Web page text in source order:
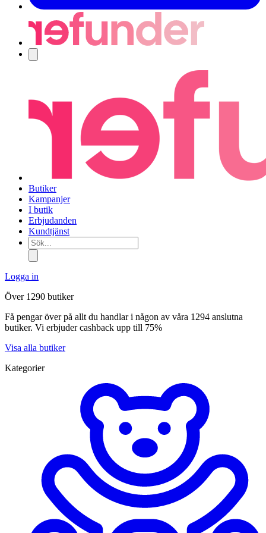
Butiker
Kampanjer
I butik
Erbjudanden
Kundtjänst
Sök...
Logga in
Över 1290 butiker
Få pengar över på allt du handlar i någon av våra 1294 anslutna
butiker. Vi erbjuder cashback upp till 75%
Visa alla butiker
Kategorier